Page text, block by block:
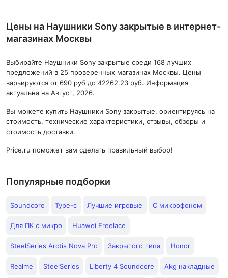
Цены на Наушники Sony закрытые в интернет-
магазинах Москвы
Выбирайте Наушники Sony закрытые среди 168 лучших
предложений в 25 проверенных магазинах Москвы. Цены
варьируются от 690 руб до 42262.23 руб. Информация
актуальна на Август, 2026.
Вы можете купить Наушники Sony закрытые, ориентируясь на
стоимость, технические характеристики, отзывы, обзоры и
стоимость доставки.
Price.ru поможет вам сделать правильный выбор!
Популярные подборки
Soundcore Type-c Лучшие игровые C микрофоном
Для ПК с микро Huawei Freelace
SteelSeries Arctis Nova Pro Закрытого типа Honor
Realme SteelSeries Liberty 4 Soundcore Akg накладные